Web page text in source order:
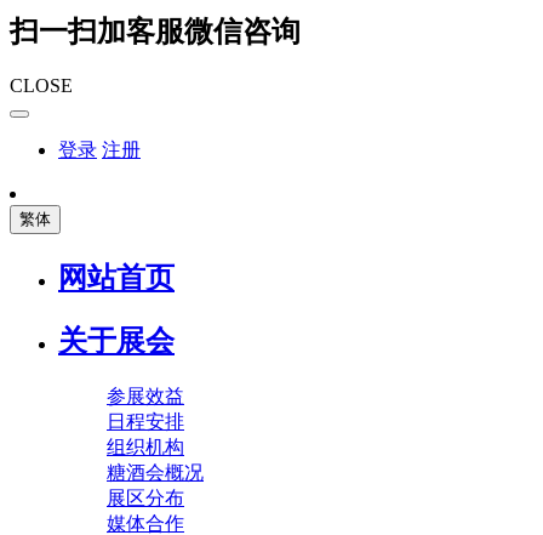
扫一扫加客服微信咨询
CLOSE
登录 注册
繁体
网站首页
关于展会
参展效益
日程安排
组织机构
糖酒会概况
展区分布
媒体合作